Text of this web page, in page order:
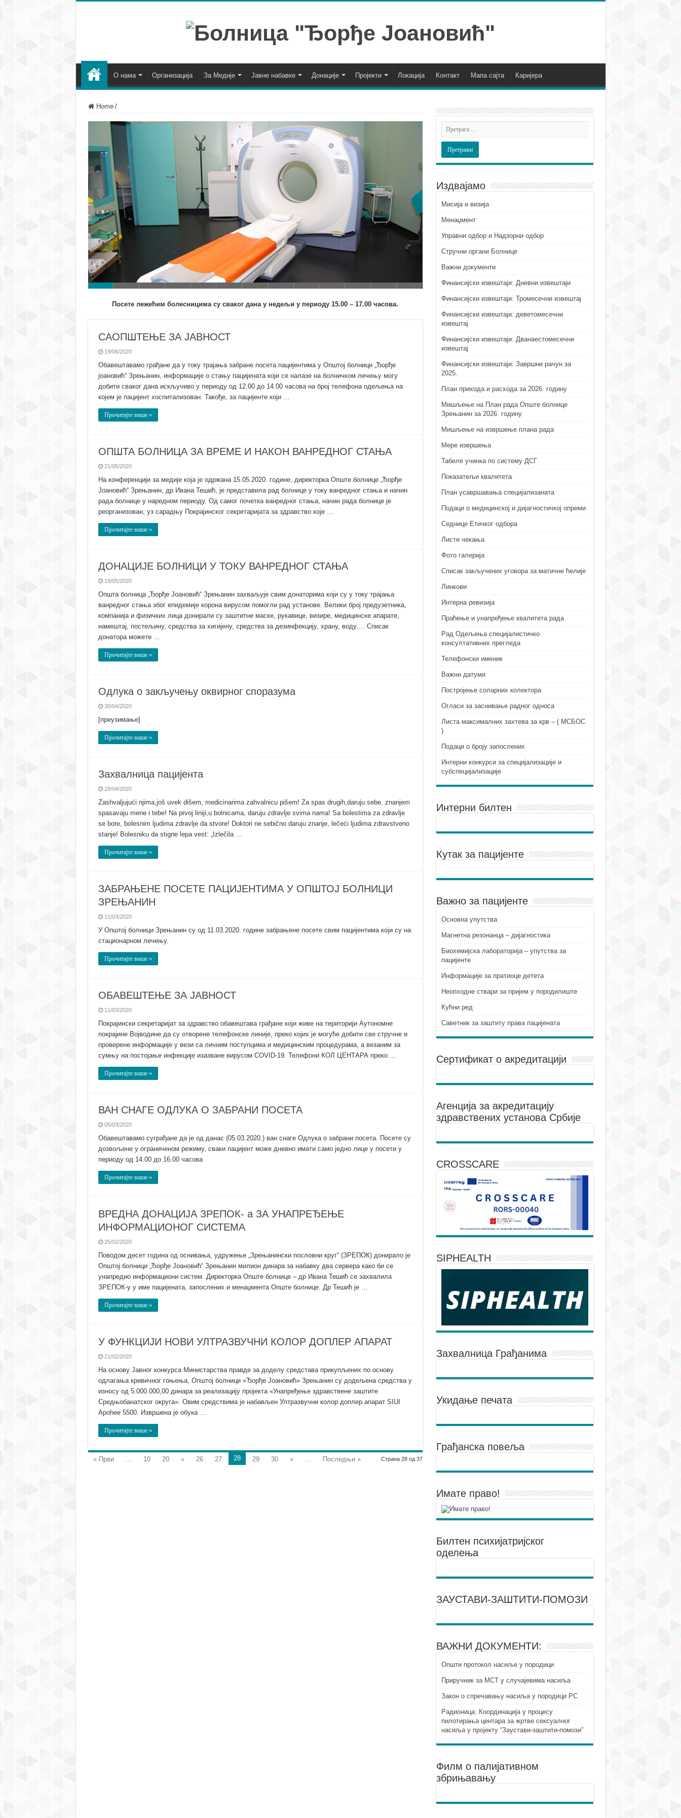
О нама Организација За Медије Јавне набавке Донације Пројекти Локација Контакт Мапа сајта Каријера
Home /
Посете лежећим болесницима су сваког дана у недељи у периоду 15.00 – 17.00 часова.
САОПШТЕЊЕ ЗА ЈАВНОСТ
19/06/2020
Обавештавамо грађане да у току трајања забране посета пацијентима у Општој болници „Ђорђе
јоановић“ Зрењанин, информације о стању пацијената који се налазе на болничком лечењу могу
добити сваког дана искључиво у периоду од 12.00 до 14.00 часова на број телефона одељења на
којем је пацијент хоспитализован. Такође, за пацијенте који …
Прочитајте више »
ОПШТА БОЛНИЦА ЗА ВРЕМЕ И НАКОН ВАНРЕДНОГ СТАЊА
21/05/2020
На конференцији за медије која је одржана 15.05.2020. године, директорка Опште болнице „Ђорђе
Јоановић“ Зрењанин, др Ивана Тешић, је представила рад болнице у току ванредног стања и начин
рада болнице у наредном периоду. Од самог почетка ванредног стања, начин рада болнице је
реорганизован, уз сарадњу Покрајинског секретаријата за здравство које …
Прочитајте више »
ДОНАЦИЈЕ БОЛНИЦИ У ТОКУ ВАНРЕДНОГ СТАЊА
19/05/2020
Општа болница „Ђорђе Јоановић“ Зрењанин захваљује свим донаторима који су у току трајања
ванредног стања због епидемије корона вирусом помогли рад установе. Велики број предузетника,
компанија и физичких лица донирали су заштитне маске, рукавице, визире, медицинске апарате,
намештај, постељину, средства за хигијену, средства за дезинфекцију, храну, воду,… Списак
донатора можете …
Прочитајте више »
Одлука о закључењу оквирног споразума
30/04/2020
[преузимање]
Прочитајте више »
Захвалница пацијента
28/04/2020
Zashvaljujući njima,još uvek dišem, medicinarima zahvalnicu pišem! Za spas drugih,daruju sebe, znanjem
spasavaju mene i tebe! Na prvoj liniji,u bolnicama, daruju zdravlje svima nama! Sa bolestima za zdravlje
se bore, bolesnim ljudima zdravlje da stvore! Doktori ne sebično daruju znanje, lečeći ljudima zdravstveno
stanje! Bolesniku da stigne lepa vest: „Izlečila …
Прочитајте више »
ЗАБРАЊЕНЕ ПОСЕТЕ ПАЦИЈЕНТИМА У ОПШТОЈ БОЛНИЦИ
ЗРЕЊАНИН
11/03/2020
У Општој болници Зрењанин су од 11.03.2020. године забрањене посете свим пацијентима који су на
стационарном лечењу.
Прочитајте више »
ОБАВЕШТЕЊЕ ЗА ЈАВНОСТ
11/03/2020
Покрајински секретаријат за здравство обавештава грађане који живе на територији Аутономне
покрајине Војводине да су отворене телефонске линије, преко којих је могуће добити све стручне и
проверене информације у вези са личним поступцима и медицинским процедурама, а везаним за
сумњу на постојање инфекције изазване вирусом COVID-19. Телефони КОЛ ЦЕНТАРА преко …
Прочитајте више »
ВАН СНАГЕ ОДЛУКА О ЗАБРАНИ ПОСЕТА
05/03/2020
Обавештавамо суграђане да је од данас (05.03.2020.) ван снаге Одлука о забрани посета. Посете су
дозвољене у ограниченом режиму, сваки пацијент може дневно имати само једно лице у посети у
периоду од 14.00 до 16.00 часова
Прочитајте више »
ВРЕДНА ДОНАЦИЈА ЗРЕПОК- а ЗА УНАПРЕЂЕЊЕ
ИНФОРМАЦИОНОГ СИСТЕМА
25/02/2020
Поводом десет година од оснивања, удружење „Зрењанински пословни круг“ (ЗРЕПОК) донирало је
Општој болници „Ђорђе Јоановић“ Зрењанин милион динара за набавку два сервера како би се
унапредио информациони систем. Директорка Опште болнице – др Ивана Тешић се захвалила
ЗРЕПОК-у у име пацијената, запослених и менаџмента Опште болнице. Др Тешић је …
Прочитајте више »
У ФУНКЦИЈИ НОВИ УЛТРАЗВУЧНИ КОЛОР ДОПЛЕР АПАРАТ
21/02/2020
На основу Јавног конкурса Министарства правде за доделу средстава прикупљених по основу
одлагања кривичног гоњења, Општој болници «Ђорђе Јоановић» Зрењанин су додељена средства у
износу од 5.000.000,00 динара за реализацију пројекта «Унапређење здравствене заштите
Средњобанатског округа». Овим средствима је набављен Ултразвучни колор доплер апарат SIUI
Apohee 5500. Извршена је обука …
Прочитајте више »
Страна 28 од 37
« Први ... 10 20 « 26 27 28 29 30 » ... Последњи »
Издвајамо
Мисија и визија
Менаџмент
Управни одбор и Надзорни одбор
Стручни органи Болнице
Важни документи
Финансијски извештаји: Дневни извештаји
Финансијски извештаји: Тромесечни извештај
Финансијски извештаји: деветомесечни
извештај
Финансијски извештаји: Дванаестомесечни
извештај
Финансијски извештаји: Завршни рачун за
2025.
План прихода и расхода за 2026. годину
Мишљење на План рада Опште болнице
Зрењанин за 2026. годину
Мишљење на извршење плана рада
Мере извршења
Табеле учинка по систему ДСГ
Показатељи квалитета
План усавршавања специјализаната
Подаци о медицинској и дијагностичкој опреми
Седнице Етичког одбора
Листе чекања
Фото галерија
Списак закључених уговора за матичне ћелије
Линкови
Интерна ревизија
Праћење и унапређење квалитета рада
Рад Одељења специјалистичко
консултативних прегледа
Телефонски именик
Важни датуми
Постројење соларних колектора
Огласи за заснивање радног односа
Листа максималних захтева за крв – ( МСБОС
)
Подаци о броју запослених
Интерни конкурси за специјализације и
субспецијализације
Интерни билтен
Кутак за пацијенте
Важно за пацијенте
Основна упутства
Mагнетна резонанца – дијагностика
Биохемијска лабораторија – упутства за
пацијенте
Информације за пратиоце детета
Неопходне ствари за пријем у породилиште
Кућни ред
Саветник за заштиту права пацијената
Сертификат о акредитацији
Агенцијa за акредитацију
здравствених установа Србије
CROSSCARE
SIPHEALTH
Захвалница Грађанима
Укидање печата
Грађанска повеља
Имате право!
Билтен психијатријског
оделења
ЗАУСТАВИ-ЗАШТИТИ-ПОМОЗИ
ВАЖНИ ДОКУМЕНТИ:
Општи протокол насиље у породици
Приручник за МСТ у случајевима насиља
Закон о спречавању насиља у породици РС
Радионица: Координација у процесу
пилотирања центара за жртве сексуалног
насиља у пројекту “Заустави-заштити-помози”
Филм о палијативном
збрињавању